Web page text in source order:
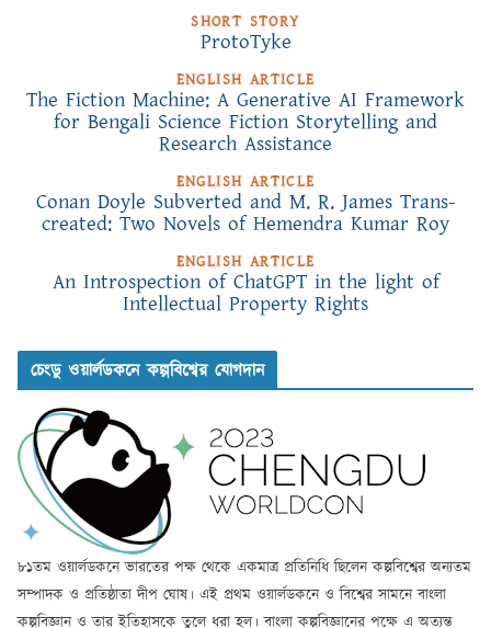
SHORT STORY
ProtoTyke
ENGLISH ARTICLE
The Fiction Machine: A Generative AI Framework
for Bengali Science Fiction Storytelling and
Research Assistance
ENGLISH ARTICLE
Conan Doyle Subverted and M. R. James Trans-
created: Two Novels of Hemendra Kumar Roy
ENGLISH ARTICLE
An Introspection of ChatGPT in the light of
Intellectual Property Rights
চেংডু ওয়ার্লডকনে কল্পবিশ্বের যোগদান
৮১তম ওয়ার্লডকনে ভারতের পক্ষ থেকে একমাত্র প্রতিনিধি ছিলেন কল্পবিশ্বের অন্যতম
সম্পাদক ও প্রতিষ্ঠাতা দীপ ঘোষ। এই প্রথম ওয়ার্লডকনে ও বিশ্বের সামনে বাংলা
কল্পবিজ্ঞান ও তার ইতিহাসকে তুলে ধরা হল। বাংলা কল্পবিজ্ঞানের পক্ষে এ অত্যন্ত